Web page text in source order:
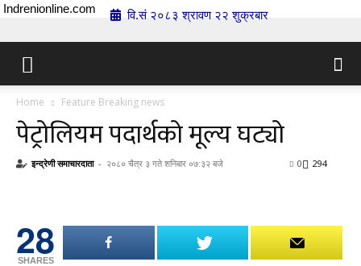
Indrenionline.com वि.सं २०८३ श्रावण २२ शुक्रबार
Home Feature Breaking news
पेट्रोलियम पदार्थको मूल्य घट्यो
इन्द्रेणी समाचारदाता - २०८० चैत्र ३ गते शनिबार ०७:३२ बजे 294
0
28
SHARES